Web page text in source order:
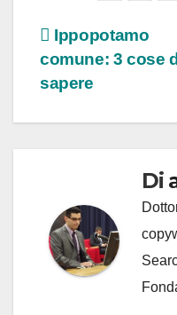
articoli
Ippopotamo
comune: 3 cose
sapere
Di